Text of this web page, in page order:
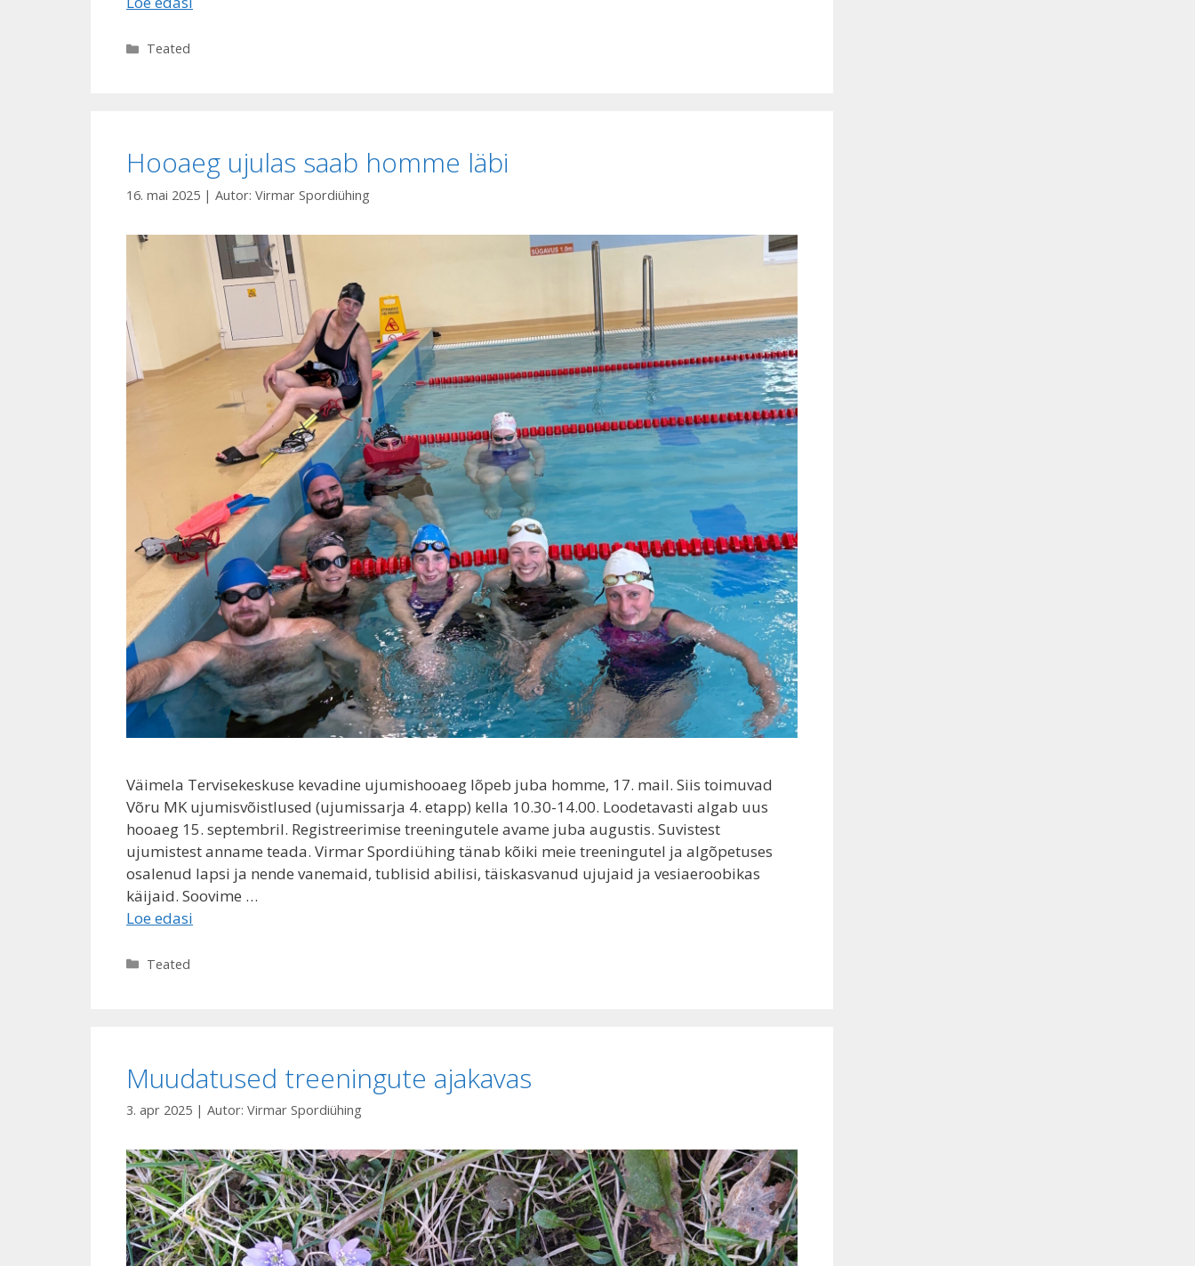
Rubriigid
Teated
Hooaeg ujulas saab homme läbi
16. mai 2025 | Autor: Virmar Spordiühing
Väimela Tervisekeskuse kevadine ujumishooaeg lõpeb juba homme, 17. mail. Siis toimuvad
Võru MK ujumisvõistlused (ujumissarja 4. etapp) kella 10.30-14.00. Loodetavasti algab uus
hooaeg 15. septembril. Registreerimise treeningutele avame juba augustis. Suvistest
ujumistest anname teada. Virmar Spordiühing tänab kõiki meie treeningutel ja algõpetuses
osalenud lapsi ja nende vanemaid, tublisid abilisi, täiskasvanud ujujaid ja vesiaeroobikas
käijaid. Soovime …
Loe edasi
Rubriigid
Teated
Muudatused treeningute ajakavas
3. apr 2025 | Autor: Virmar Spordiühing